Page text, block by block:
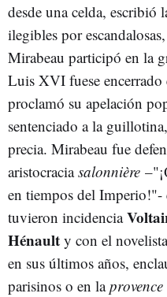
desde una celda, escribió
ilegibles por
Mirabeau participó en la
Luis XVI fuese encerrado
proclamó su apelación
sentenciado a la
precia. Mirabeau fue
aristocraciasalonnière
en tiempos del Imperio!"-
tuvieron incidencia
Hénault y con el
en sus últimos años,
parisinos o en laprovence